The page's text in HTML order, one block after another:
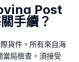
Post
手續？
貨件。所有來自海
局檢查。須接受